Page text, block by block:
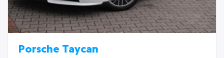
Porsche Taycan